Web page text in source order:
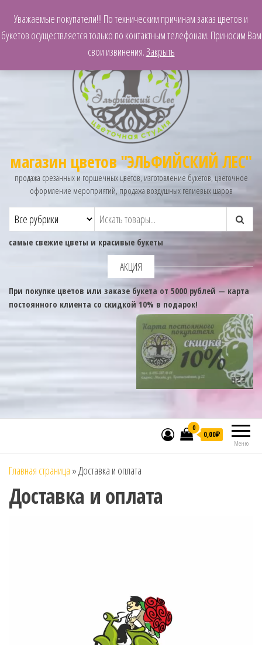
магазин цветов "ЭЛЬФИЙСКИЙ ЛЕС"
продажа срезанных и горшечных цветов, изготовление букетов, цветочное
оформление мероприятий, продажа воздушных гелиевых шаров
самые свежие цветы и красивые букеты
АКЦИЯ
При покупке цветов или заказе букета от 5000 рублей — карта
постоянного клиента со скидкой 10% в подарок!
Меню
0
0,00₽
Главная страница »Доставка и оплата
Доставка и оплата
Уважаемые покупатели!!! По техническим причинам заказ цветов и
букетов осуществляется только по контактным телефонам. Приносим Вам
свои извинения.Закрыть